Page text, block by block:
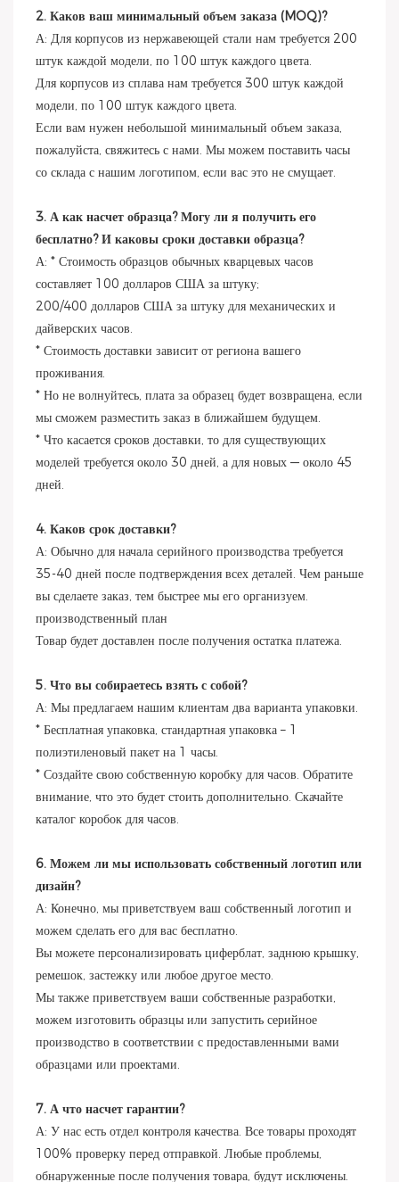
2. Каков ваш минимальный объем заказа (MOQ)?
А: Для корпусов из нержавеющей стали нам требуется 200
штук каждой модели, по 100 штук каждого цвета.
Для корпусов из сплава нам требуется 300 штук каждой
модели, по 100 штук каждого цвета.
Если вам нужен небольшой минимальный объем заказа,
пожалуйста, свяжитесь с нами. Мы можем поставить часы
со склада с нашим логотипом, если вас это не смущает.
3. А как насчет образца? Могу ли я получить его
бесплатно? И каковы сроки доставки образца?
А: * Стоимость образцов обычных кварцевых часов
составляет 100 долларов США за штуку;
200/400 долларов США за штуку для механических и
дайверских часов.
* Стоимость доставки зависит от региона вашего
проживания.
* Но не волнуйтесь, плата за образец будет возвращена, если
мы сможем разместить заказ в ближайшем будущем.
* Что касается сроков доставки, то для существующих
моделей требуется около 30 дней, а для новых — около 45
дней.
4. Каков срок доставки?
А: Обычно для начала серийного производства требуется
35-40 дней после подтверждения всех деталей. Чем раньше
вы сделаете заказ, тем быстрее мы его организуем.
производственный план
Товар будет доставлен после получения остатка платежа.
5. Что вы собираетесь взять с собой?
А: Мы предлагаем нашим клиентам два варианта упаковки.
* Бесплатная упаковка, стандартная упаковка – 1
полиэтиленовый пакет на 1 часы.
* Создайте свою собственную коробку для часов. Обратите
внимание, что это будет стоить дополнительно. Скачайте
каталог коробок для часов.
6. Можем ли мы использовать собственный логотип или
дизайн?
А: Конечно, мы приветствуем ваш собственный логотип и
можем сделать его для вас бесплатно.
Вы можете персонализировать циферблат, заднюю крышку,
ремешок, застежку или любое другое место.
Мы также приветствуем ваши собственные разработки,
можем изготовить образцы или запустить серийное
производство в соответствии с предоставленными вами
образцами или проектами.
7. А что насчет гарантии?
А: У нас есть отдел контроля качества. Все товары проходят
100% проверку перед отправкой. Любые проблемы,
обнаруженные после получения товара, будут исключены.